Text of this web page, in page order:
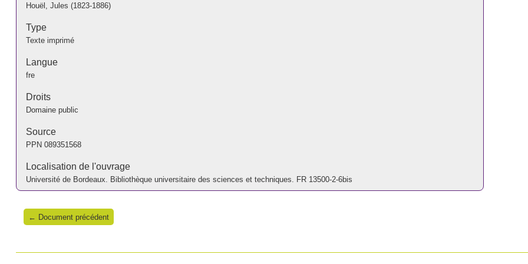
Houël, Jules (1823-1886)
Type
Texte imprimé
Langue
fre
Droits
Domaine public
Source
PPN 089351568
Localisation de l'ouvrage
Université de Bordeaux. Bibliothèque universitaire des sciences et techniques. FR 13500-2-6bis
← Document précédent